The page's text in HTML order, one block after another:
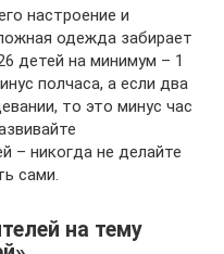
настроение и
одежда забирает
детей на минимум – 1
полчаса, а если два
то это минус час
– никогда не делайте
сами.
на тему